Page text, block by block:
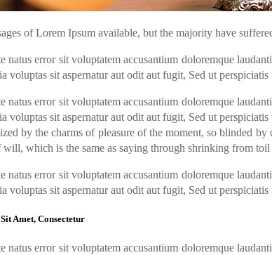
of Lorem Ipsum available, but the majority have
natus error sit voluptatem accusantium doloremque
voluptas sit aspernatur aut odit aut fugit, Sed ut
natus error sit voluptatem accusantium doloremque
voluptas sit aspernatur aut odit aut fugit, Sed ut
by the charms of pleasure of the moment, so blinded
which is the same as saying through shrinking from
natus error sit voluptatem accusantium doloremque
voluptas sit aspernatur aut odit aut fugit, Sed ut
Amet, Consectetur
natus error sit voluptatem accusantium doloremque